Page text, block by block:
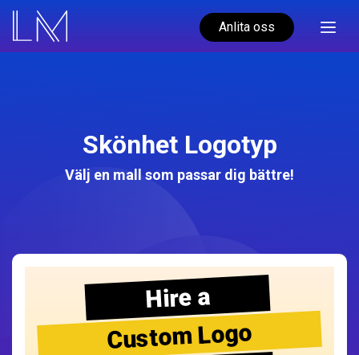
Anlita oss
Skönhet Logotyp
Välj en mall som passar dig bättre!
Hire a
Custom Logo